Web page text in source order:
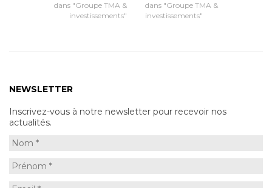
dans "Groupe TMA &
investissements"
dans "Groupe TMA &
investissements"
NEWSLETTER
Inscrivez-vous à notre newsletter pour recevoir nos
actualités.